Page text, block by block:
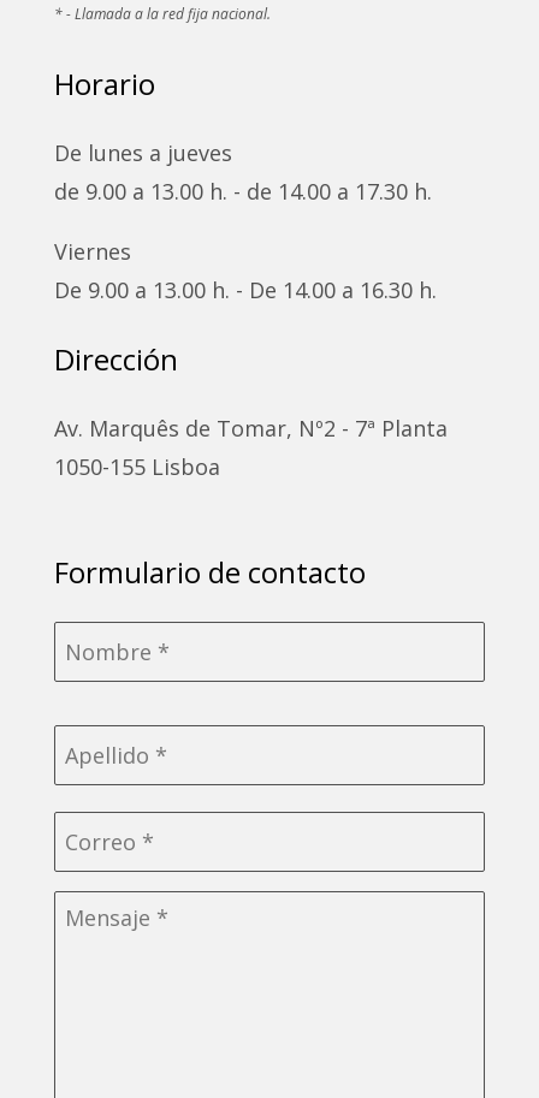
* - Llamada a la red fija nacional.
Horario
De lunes a jueves
de 9.00 a 13.00 h. - de 14.00 a 17.30 h.
Viernes
De 9.00 a 13.00 h. - De 14.00 a 16.30 h.
Dirección
Av. Marquês de Tomar, Nº2 - 7ª Planta
1050-155 Lisboa
Formulario de contacto
electrónico
título